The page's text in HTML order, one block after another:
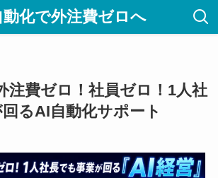
化で外注費ゼロへ
注費ゼロ！社員ゼロ！1人社
るAI自動化サポート